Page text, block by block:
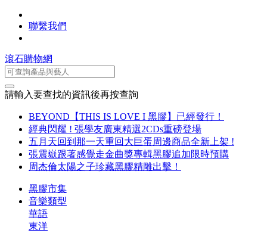
聯繫我們
滾石購物網
請輸入要查找的資訊後再按查詢
BEYOND【THIS IS LOVE I 黑膠】已經發行！
經典閃耀 ! 張學友廣東精選2CDs重磅登場
五月天回到那一天重回大巨蛋周邊商品全新上架 !
張震嶽跟著感覺走金曲獎專輯黑膠追加限時預購
周杰倫太陽之子珍藏黑膠精雕出擊！
黑膠市集
音樂類型
華語
東洋